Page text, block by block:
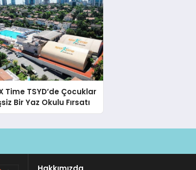
Time TSYD’de Çocuklar
Bir Yaz Okulu Fırsatı